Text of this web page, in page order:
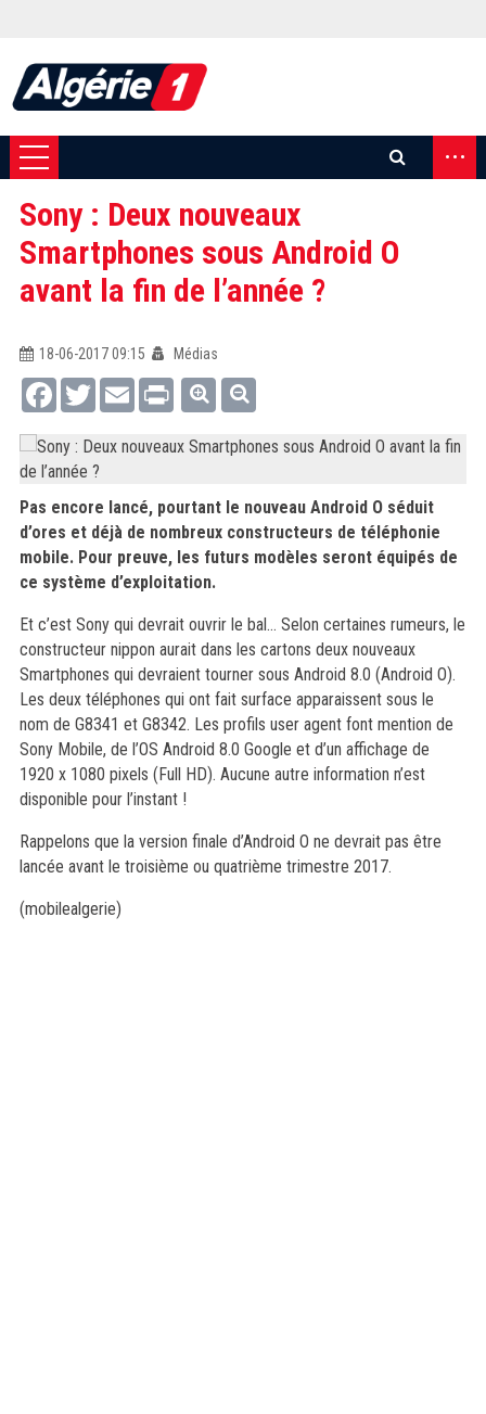
...
Sony : Deux nouveaux
Smartphones sous Android O
avant la fin de l’année ?
18-06-2017 09:15
Médias
FacebookTwitterEmail Print
Pas encore lancé, pourtant le nouveau Android O séduit
d’ores et déjà de nombreux constructeurs de téléphonie
mobile. Pour preuve, les futurs modèles seront équipés de
ce système d’exploitation.
Et c’est Sony qui devrait ouvrir le bal… Selon certaines rumeurs, le
constructeur nippon aurait dans les cartons deux nouveaux
Smartphones qui devraient tourner sous Android 8.0 (Android O).
Les deux téléphones qui ont fait surface apparaissent sous le
nom de G8341 et G8342. Les profils user agent font mention de
Sony Mobile, de l’OS Android 8.0 Google et d’un affichage de
1920 x 1080 pixels (Full HD). Aucune autre information n’est
disponible pour l’instant !
Rappelons que la version finale d’Android O ne devrait pas être
lancée avant le troisième ou quatrième trimestre 2017.
(mobilealgerie)